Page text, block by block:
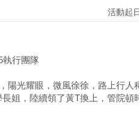
活動起
執行團隊
陽光耀眼，微風徐徐，路上行
長姐，陸續領了黃T換上，管院